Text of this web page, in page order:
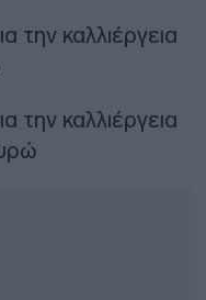
την καλλιέργεια
την καλλιέργεια